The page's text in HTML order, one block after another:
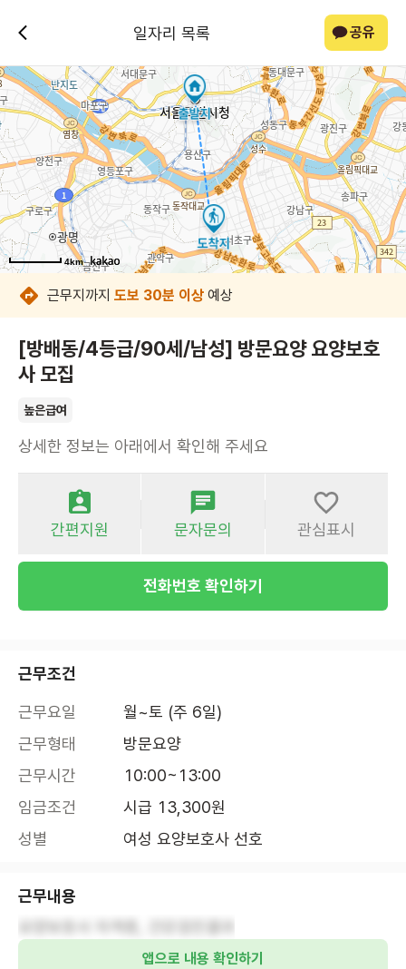
일자리 목록 공유
4km
4km
4km
4km
4km
4km
4km
4km
근무지까지 도보 30분 이상 예상
[방배동/4등급/90세/남성] 방문요양 요양보호
사 모집
높은급여
상세한 정보는 아래에서 확인해 주세요
간편지원 문자문의 관심표시
전화번호 확인하기
근무조건
근무요일
월~토 (주 6일)
근무형태
방문요양
근무시간
10:00~13:00
임금조건
시급 13,300원
성별
여성 요양보호사 선호
근무내용
앱으로 내용 확인하기